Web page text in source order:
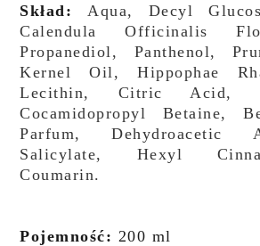
Skład:
Aqua, Decyl
Calendula Officinalis
Propanediol, Panthenol,
Kernel Oil, Hippophae
Lecithin, Citric Acid,
Cocamidopropyl Betaine,
Parfum, Dehydroacetic
Salicylate, Hexyl
Coumarin.
Pojemność: 200 ml